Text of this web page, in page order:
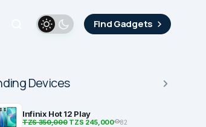
Find Gadgets
Devices
Infinix Hot 12 Play
TZS 350,000TZS 245,000 82